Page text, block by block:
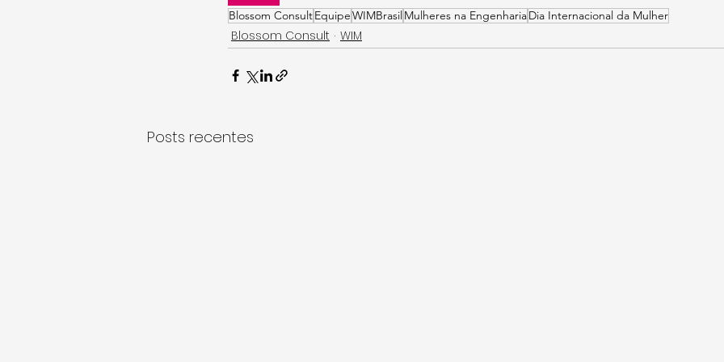
Blossom ConsultEquipeWIMBrasil Mulheres na EngenhariaDia Internacional da Mulher
Blossom Consult WIM
Posts recentes